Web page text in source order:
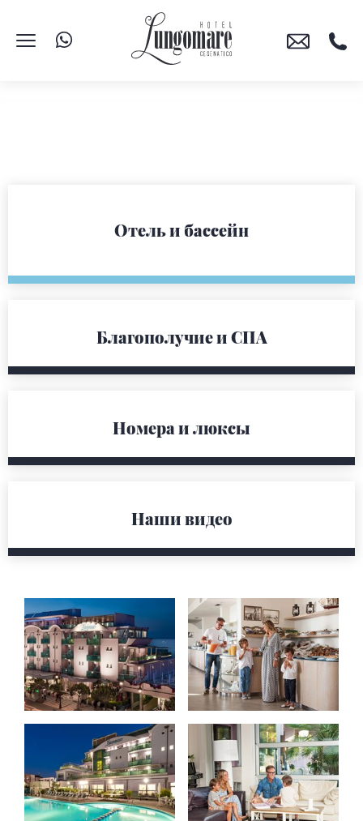
Отель и бассейн
Благополучие и СПА
Номера и люксы
Наши видео